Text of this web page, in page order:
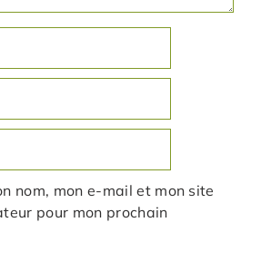
nom, mon e-mail et mon site
pour mon prochain